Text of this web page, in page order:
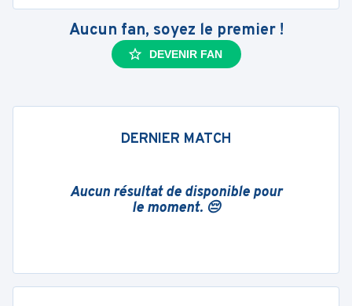
Aucun fan, soyez le premier !
DEVENIR FAN
DERNIER MATCH
Aucun résultat de disponible pour
le moment. 😔